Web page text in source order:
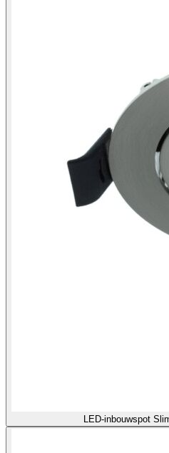
LED-inbouwspot